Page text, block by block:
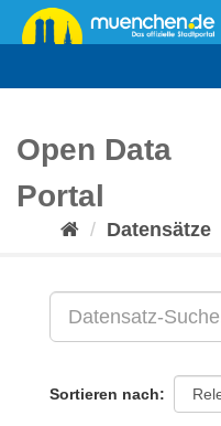
Überspringen
zum
Open Data
Portal
Datensätze
Sortieren nach